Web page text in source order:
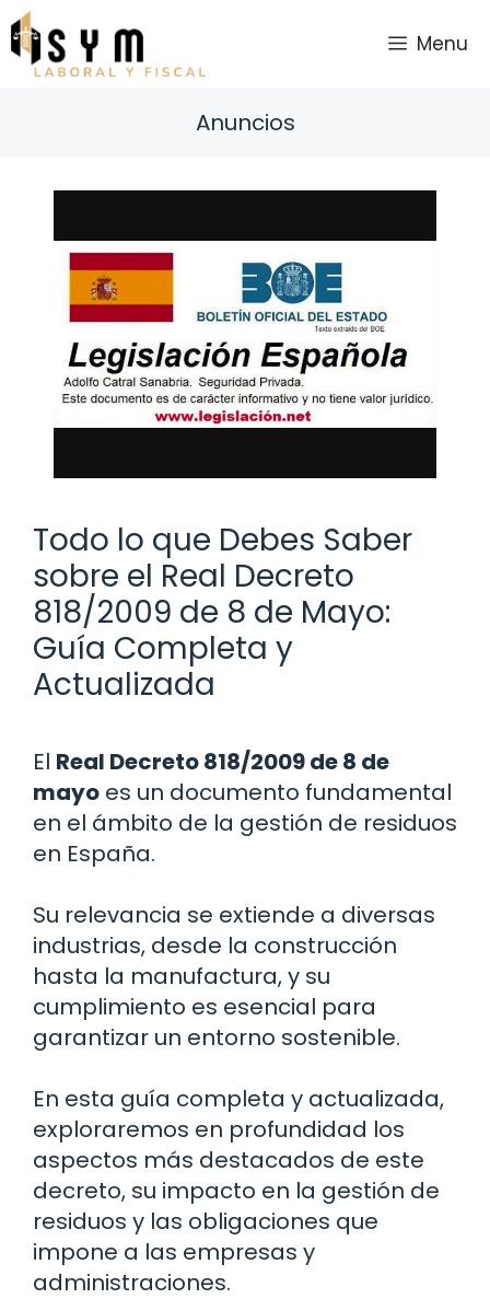
Saltar
al
contenido
Menu
Anuncios
Todo lo que Debes Saber
sobre el Real Decreto
818/2009 de 8 de Mayo:
Guía Completa y
Actualizada
El Real Decreto 818/2009 de 8 de
mayo es un documento fundamental
en el ámbito de la gestión de residuos
en España.
Su relevancia se extiende a diversas
industrias, desde la construcción
hasta la manufactura, y su
cumplimiento es esencial para
garantizar un entorno sostenible.
En esta guía completa y actualizada,
exploraremos en profundidad los
aspectos más destacados de este
decreto, su impacto en la gestión de
residuos y las obligaciones que
impone a las empresas y
administraciones.